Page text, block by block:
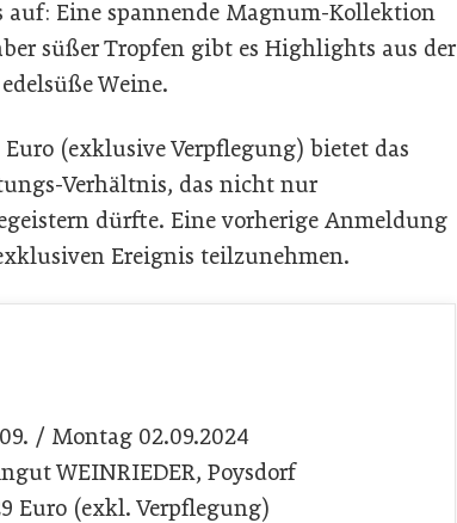
Eine spannende Magnum-Kollektion
süßer Tropfen gibt es Highlights aus der
Weine.
(exklusive Verpflegung) bietet das
Verhältnis, das nicht nur
dürfte. Eine vorherige Anmeldung
Ereignis teilzunehmen.
/ Montag 02.09.2024
WEINRIEDER, Poysdorf
Euro (exkl. Verpflegung)